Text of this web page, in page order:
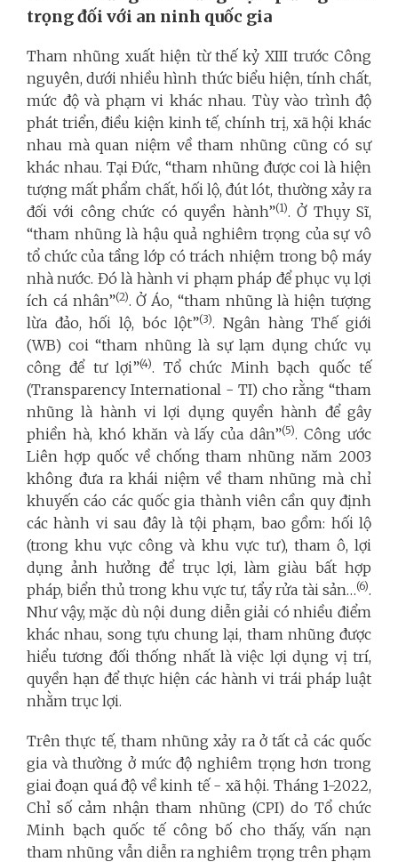
trọng đối với an ninh quốc gia
Tham nhũng xuất hiện từ thế kỷ XIII trước Công
nguyên, dưới nhiều hình thức biểu hiện, tính chất,
mức độ và phạm vi khác nhau. Tùy vào trình độ
phát triển, điều kiện kinh tế, chính trị, xã hội khác
nhau mà quan niệm về tham nhũng cũng có sự
khác nhau. Tại Đức, “tham nhũng được coi là hiện
tượng mất phẩm chất, hối lộ, đút lót, thường xảy ra
đối với công chức có quyền hành”(1). Ở Thụy Sĩ,
“tham nhũng là hậu quả nghiêm trọng của sự vô
tổ chức của tầng lớp có trách nhiệm trong bộ máy
nhà nước. Đó là hành vi phạm pháp để phục vụ lợi
ích cá nhân”(2). Ở Áo, “tham nhũng là hiện tượng
lừa đảo, hối lộ, bóc lột”(3). Ngân hàng Thế giới
(WB) coi “tham nhũng là sự lạm dụng chức vụ
công để tư lợi”(4). Tổ chức Minh bạch quốc tế
(Transparency International - TI) cho rằng “tham
nhũng là hành vi lợi dụng quyền hành để gây
phiền hà, khó khăn và lấy của dân”(5). Công ước
Liên hợp quốc về chống tham nhũng năm 2003
không đưa ra khái niệm về tham nhũng mà chỉ
khuyến cáo các quốc gia thành viên cần quy định
các hành vi sau đây là tội phạm, bao gồm: hối lộ
(trong khu vực công và khu vực tư), tham ô, lợi
dụng ảnh hưởng để trục lợi, làm giàu bất hợp
pháp, biển thủ trong khu vực tư, tẩy rửa tài sản…(6).
Như vậy, mặc dù nội dung diễn giải có nhiều điểm
khác nhau, song tựu chung lại, tham nhũng được
hiểu tương đối thống nhất là việc lợi dụng vị trí,
quyền hạn để thực hiện các hành vi trái pháp luật
nhằm trục lợi.
Trên thực tế, tham nhũng xảy ra ở tất cả các quốc
gia và thường ở mức độ nghiêm trọng hơn trong
giai đoạn quá độ về kinh tế - xã hội. Tháng 1-2022,
Chỉ số cảm nhận tham nhũng (CPI) do Tổ chức
Minh bạch quốc tế công bố cho thấy, vấn nạn
tham nhũng vẫn diễn ra nghiêm trọng trên phạm